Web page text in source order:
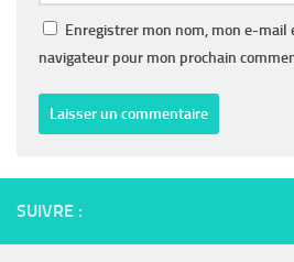
Enregistrer mon nom, mon e-mail
navigateur pour mon prochain
SUIVRE :